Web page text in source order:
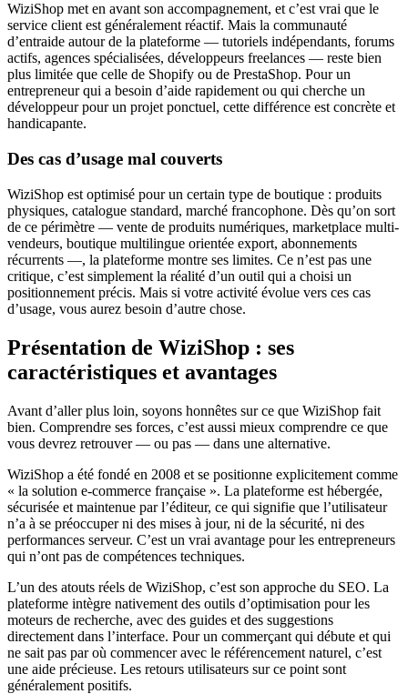
WiziShop met en avant son accompagnement, et c’est vrai que le
service client est généralement réactif. Mais la communauté
d’entraide autour de la plateforme — tutoriels indépendants, forums
actifs, agences spécialisées, développeurs freelances — reste bien
plus limitée que celle de Shopify ou de PrestaShop. Pour un
entrepreneur qui a besoin d’aide rapidement ou qui cherche un
développeur pour un projet ponctuel, cette différence est concrète et
handicapante.
Des cas d’usage mal couverts
WiziShop est optimisé pour un certain type de boutique : produits
physiques, catalogue standard, marché francophone. Dès qu’on sort
de ce périmètre — vente de produits numériques, marketplace multi-
vendeurs, boutique multilingue orientée export, abonnements
récurrents —, la plateforme montre ses limites. Ce n’est pas une
critique, c’est simplement la réalité d’un outil qui a choisi un
positionnement précis. Mais si votre activité évolue vers ces cas
d’usage, vous aurez besoin d’autre chose.
Présentation de WiziShop : ses
caractéristiques et avantages
Avant d’aller plus loin, soyons honnêtes sur ce que WiziShop fait
bien. Comprendre ses forces, c’est aussi mieux comprendre ce que
vous devrez retrouver — ou pas — dans une alternative.
WiziShop a été fondé en 2008 et se positionne explicitement comme
« la solution e-commerce française ». La plateforme est hébergée,
sécurisée et maintenue par l’éditeur, ce qui signifie que l’utilisateur
n’a à se préoccuper ni des mises à jour, ni de la sécurité, ni des
performances serveur. C’est un vrai avantage pour les entrepreneurs
qui n’ont pas de compétences techniques.
L’un des atouts réels de WiziShop, c’est son approche du SEO. La
plateforme intègre nativement des outils d’optimisation pour les
moteurs de recherche, avec des guides et des suggestions
directement dans l’interface. Pour un commerçant qui débute et qui
ne sait pas par où commencer avec le référencement naturel, c’est
une aide précieuse. Les retours utilisateurs sur ce point sont
généralement positifs.